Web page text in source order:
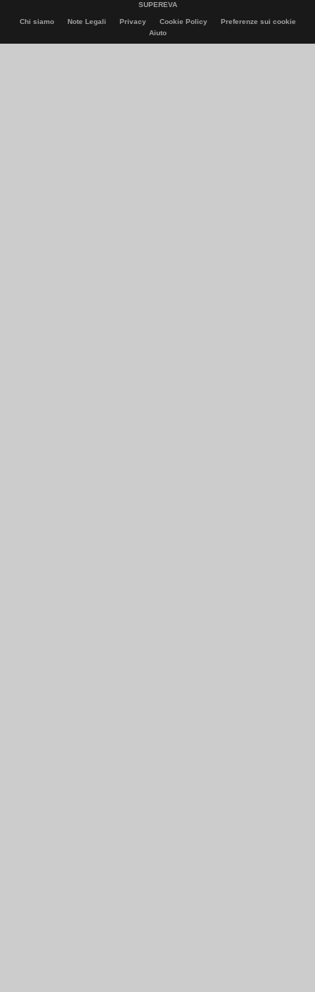
SUPEREVA
Chi siamo Note Legali Privacy Cookie Policy
Preferenze sui cookie
Aiuto